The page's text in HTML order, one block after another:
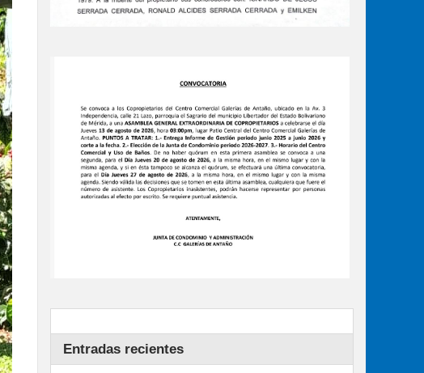
Entradas recientes